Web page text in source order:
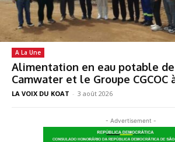
A La Une
Alimentation en eau potable de
Camwater et le Groupe CGCOC
LA VOIX DU KOAT - 3 août 2026
- Advertisement -